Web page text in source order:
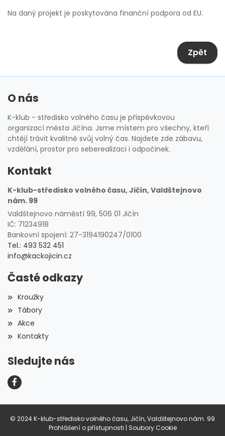
Na daný projekt je poskytována finanční podpora od EU.
Zpět
O nás
K-klub - středisko volného času je příspěvkovou
organizací města Jičína. Jsme místem pro všechny, kteří
chtějí trávit kvalitně svůj volný čas. Najdete zde zábavu,
vzdělání, prostor pro seberealizaci i odpočinek.
Kontakt
K-klub-středisko volného času, Jičín, Valdštejnovo
nám. 99
Valdštejnovo náměstí 99, 506 01 Jičín
IČ: 71234918
Bankovní spojení: 27-3194190247/0100
Tel.: 493 532 451
info@kackojicin.cz
Časté odkazy
Kroužky
Tábory
Akce
Kontakty
Sledujte nás
© 2024 K-klub-středisko volného času, Jičín, Valdštejnovo nám. 99
Prohlášení o přístupnosti | Soubory Cookie